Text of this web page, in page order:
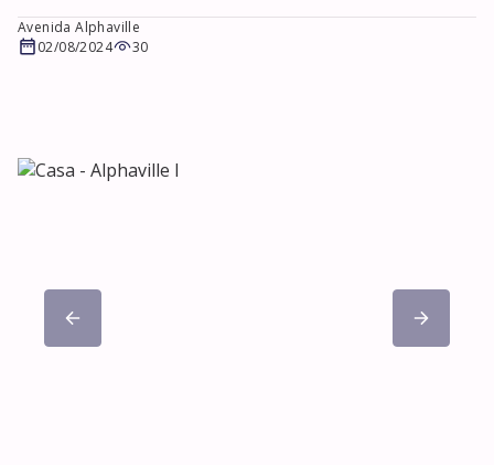
Avenida Alphaville
02/08/2024
30